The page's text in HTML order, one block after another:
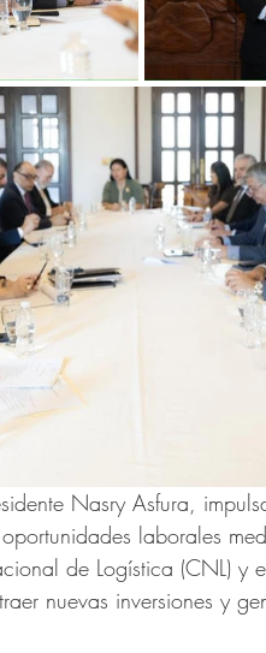
Nasry Asfura,
laborales
de Logística (CNL) y
nuevas inversiones y